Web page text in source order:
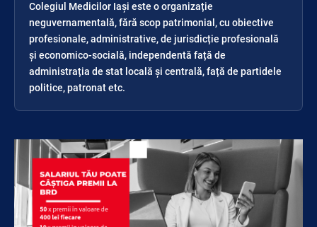
Colegiul Medicilor Iași este o organizație
neguvernamentală, fără scop patrimonial, cu obiective
profesionale, administrative, de jurisdicție profesională
și economico-socială, independentă față de
administrația de stat locală și centrală, față de partidele
politice, patronat etc.